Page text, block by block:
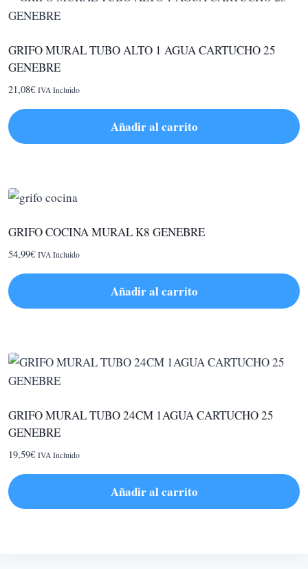
GRIFO MURAL TUBO ALTO 1 AGUA CARTUCHO 25
GENEBRE
21,08€ IVA Incluido
Añadir al carrito
GRIFO COCINA MURAL K8 GENEBRE
54,99€ IVA Incluido
Añadir al carrito
GRIFO MURAL TUBO 24CM 1AGUA CARTUCHO 25
GENEBRE
19,59€ IVA Incluido
Añadir al carrito